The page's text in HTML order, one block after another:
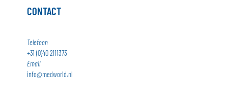
CONTACT
Telefoon
+31 (0)40 2111373
Email
info@medworld.nl